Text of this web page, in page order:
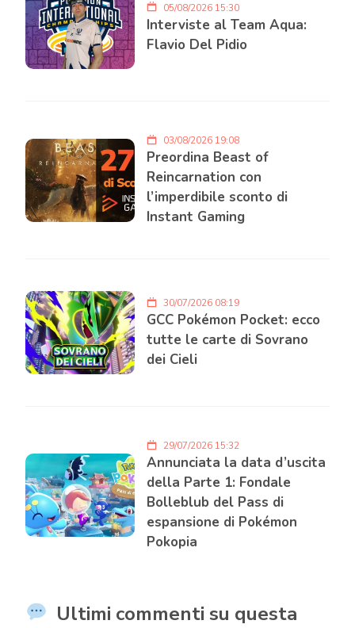
05/08/2026 15:30
Interviste al Team Aqua:
Flavio Del Pidio
03/08/2026 19:08
Preordina Beast of
Reincarnation con
l’imperdibile sconto di
Instant Gaming
30/07/2026 08:19
GCC Pokémon Pocket: ecco
tutte le carte di Sovrano
dei Cieli
29/07/2026 15:32
Annunciata la data d’uscita
della Parte 1: Fondale
Bolleblub del Pass di
espansione di Pokémon
Pokopia
Ultimi commenti su questa